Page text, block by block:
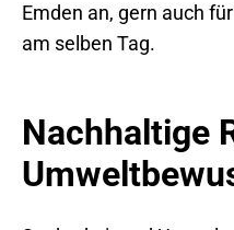
Emden an, gern auch
am selben Tag.
Nachhaltige